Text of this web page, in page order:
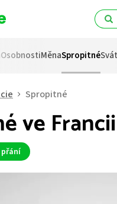
OsobnostiMěnaSpropitné
Spropitné
ve Francii